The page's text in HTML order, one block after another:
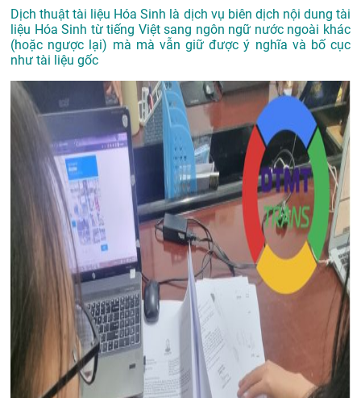
Dịch thuật tài liệu Hóa Sinh là dịch vụ biên dịch nội dung tài
liệu Hóa Sinh từ tiếng Việt sang ngôn ngữ nước ngoài khác
(hoặc ngược lại) mà mà vẫn giữ được ý nghĩa và bố cục
như tài liệu gốc